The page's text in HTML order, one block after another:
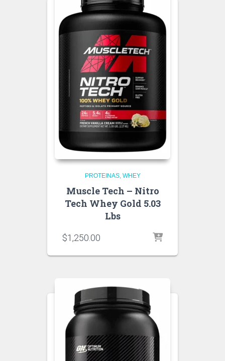
PROTEINAS WHEY
Muscle Tech – Nitro
Tech Whey Gold 5.03
Lbs
$1,250.00